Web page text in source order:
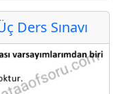
Ders Sınavı